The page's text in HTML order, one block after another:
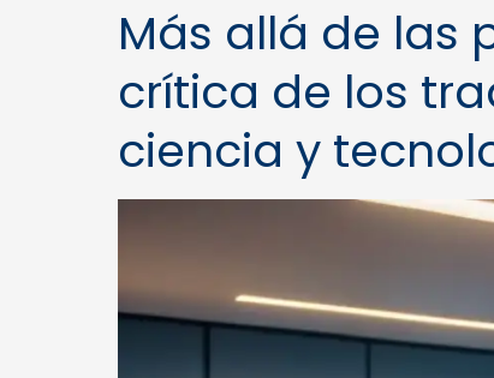
Más allá de las
crítica de los
ciencia y